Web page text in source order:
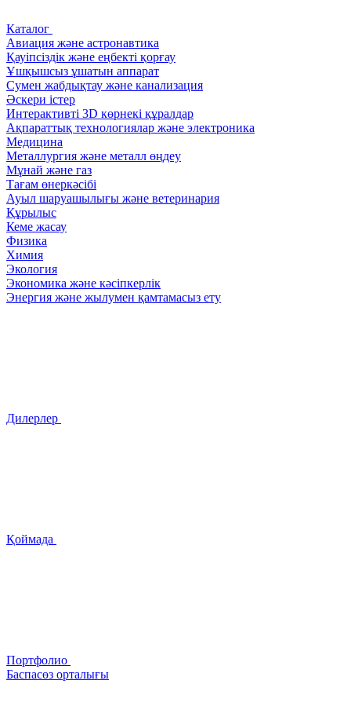
Каталог
Авиация және астронавтика
Қауіпсіздік және еңбекті қорғау
Ұшқышсыз ұшатын аппарат
Сумен жабдықтау және канализация
Әскери істер
Интерактивті 3D көрнекі құралдар
Ақпараттық технологиялар және электроника
Медицина
Металлургия және металл өңдеу
Мұнай және газ
Тағам өнеркәсібі
Ауыл шаруашылығы және ветеринария
Құрылыс
Кеме жасау
Физика
Химия
Экология
Экономика және кәсіпкерлік
Энергия және жылумен қамтамасыз ету
Дилерлер
Қоймада
Портфолио
Баспасөз орталығы